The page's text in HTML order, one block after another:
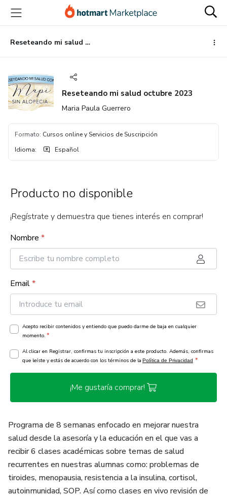
principal
página
de
página
Reseteando mi salud octubre 2023
Reseteando mi salud octubre 2023
Maria Paula Guerrero
Formato: Cursos online y Servicios de Suscripción
Idioma: Español
Producto no disponible
¡Regístrate y demuestra que tienes interés en comprar!
Nombre *
Email*
Acepto recibir contenidos y entiendo que puedo darme de baja en cualquier
momento. *
Al clicar en Registrar, confirmas tu inscripción a este producto. Además, confirmas
que leíste y estás de acuerdo con los términos de la Política de Privacidad *
¡Me gustaría comprar!
Programa de 8 semanas enfocado en mejorar nuestra
salud desde la asesoría y la educación en el que vas a
recibir 6 clases académicas sobre temas de salud
recurrentes en nuestras alumnas como: problemas de
tiroides, menopausia, resistencia a la insulina, cortisol,
autoinmunidad, SOP. Así como clases en vivo revisión de